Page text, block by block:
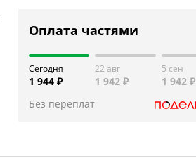
Оплата частями
Сегодня
1 944 ₽
22 авг
1 942 ₽
5 сен
1 942 ₽
Без переплат